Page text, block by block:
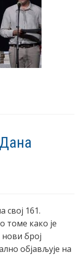
свој 161.
томе како је
нови број
објављује на